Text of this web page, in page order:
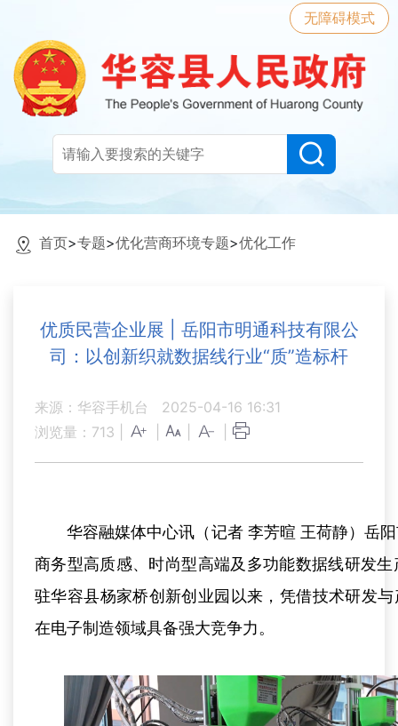
无障碍模式
首页>专题>优化营商环境专题>优化工作
优质民营企业展 | 岳阳市明通科技有限公
司：以创新织就数据线行业“质”造标杆
来源：华容手机台
2025-04-16 16:31
浏览量： 713
华容融媒体中心讯（记者 李芳暄 王荷静）岳
商务型高质感、时尚型高端及多功能数据线研发
驻华容县杨家桥创新创业园以来，凭借技术研发
在电子制造领域具备强大竞争力。